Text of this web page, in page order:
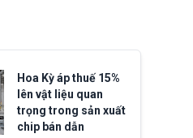
Hoa Kỳ áp thuế 15%
lên vật liệu quan
trọng trong sản xuất
chip bán dẫn